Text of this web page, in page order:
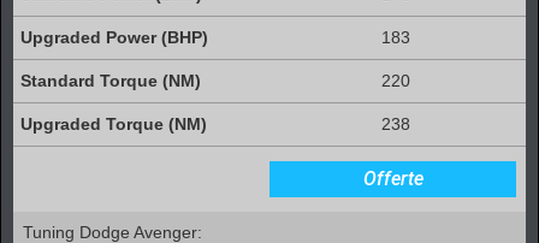
183
220
238
Offerte
Tuning Dodge Avenger: